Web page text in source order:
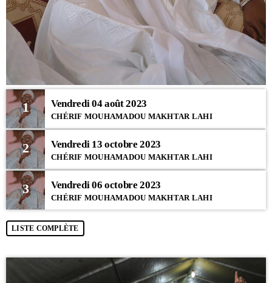
1 Vendredi 04 août 2023
CHÉRIF MOUHAMADOU MAKHTAR LAHI
2 Vendredi 13 octobre 2023
CHÉRIF MOUHAMADOU MAKHTAR LAHI
3 Vendredi 06 octobre 2023
CHÉRIF MOUHAMADOU MAKHTAR LAHI
LISTE COMPLÈTE